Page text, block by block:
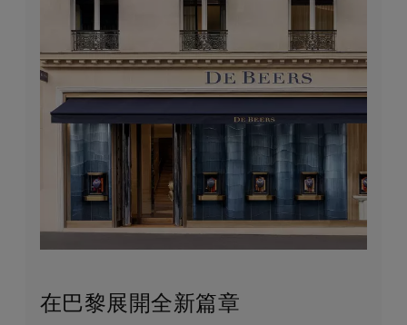
在巴黎展開全新篇章
守護永恒
顧客服務
De Beers 的世界